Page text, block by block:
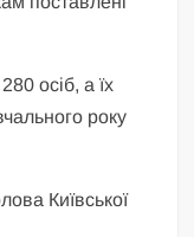
осіб, а їх
року
Київської